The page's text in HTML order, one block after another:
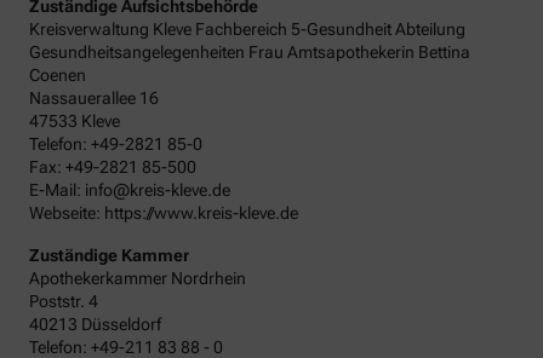
Zuständige Aufsichtsbehörde
Kreisverwaltung Kleve Fachbereich 5-Gesundheit Abteilung
Gesundheitsangelegenheiten Frau Amtsapothekerin Bettina
Coenen
Nassauerallee 16
47533 Kleve
Telefon: +49-2821 85-0
Fax: +49-2821 85-500
E-Mail: info@kreis-kleve.de
Webseite: https://www.kreis-kleve.de
Zuständige Kammer
Apothekerkammer Nordrhein
Poststr. 4
40213 Düsseldorf
Telefon: +49-211 83 88 - 0